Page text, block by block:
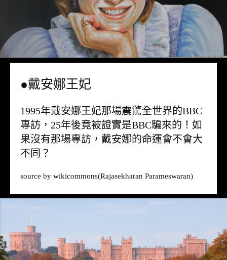
●戴安娜王妃
1995年戴安娜王妃那場震驚全世界的BBC
專訪，25年後竟被證實是BBC騙來的！如
果沒有那場專訪，戴安娜的命運會不會大
不同？
source by wikicommons(Rajasekharan Parameswaran)